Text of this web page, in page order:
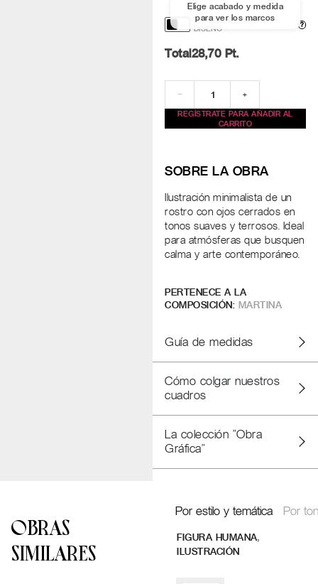
PERSONALIZACIÓN Y
DISEÑO
?
Elige acabado y medida
para ver los marcos
Total28,70 Pt.
− +
REGÍSTRATE PARA AÑADIR AL
CARRITO
SOBRE LA OBRA
Ilustración minimalista de un
rostro con ojos cerrados en
tonos suaves y terrosos. Ideal
para atmósferas que busquen
calma y arte contemporáneo.
PERTENECE A LA
COMPOSICIÓN: MARTINA
Guía de medidas
Cómo colgar nuestros
cuadros
La colección "Obra
Gráfica"
OBRAS
SIMILARES
Por estilo y temática Por
FIGURA HUMANA,
ILUSTRACIÓN